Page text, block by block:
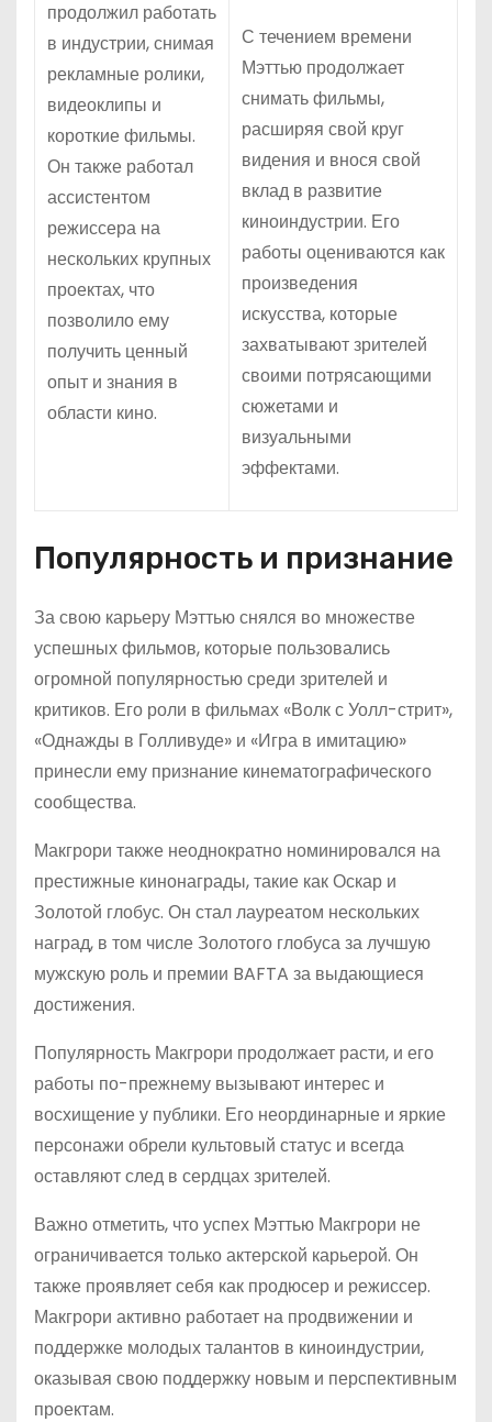
продолжил работать
в индустрии, снимая
рекламные ролики,
видеоклипы и
короткие фильмы.
Он также работал
ассистентом
режиссера на
нескольких крупных
проектах, что
позволило ему
получить ценный
опыт и знания в
области кино.
С течением времени
Мэттью продолжает
снимать фильмы,
расширяя свой круг
видения и внося свой
вклад в развитие
киноиндустрии. Его
работы оцениваются как
произведения
искусства, которые
захватывают зрителей
своими потрясающими
сюжетами и
визуальными
эффектами.
Популярность и признание
За свою карьеру Мэттью снялся во множестве
успешных фильмов, которые пользовались
огромной популярностью среди зрителей и
критиков. Его роли в фильмах «Волк с Уолл-стрит»,
«Однажды в Голливуде» и «Игра в имитацию»
принесли ему признание кинематографического
сообщества.
Макгрори также неоднократно номинировался на
престижные кинонаграды, такие как Оскар и
Золотой глобус. Он стал лауреатом нескольких
наград, в том числе Золотого глобуса за лучшую
мужскую роль и премии BAFTA за выдающиеся
достижения.
Популярность Макгрори продолжает расти, и его
работы по-прежнему вызывают интерес и
восхищение у публики. Его неординарные и яркие
персонажи обрели культовый статус и всегда
оставляют след в сердцах зрителей.
Важно отметить, что успех Мэттью Макгрори не
ограничивается только актерской карьерой. Он
также проявляет себя как продюсер и режиссер.
Макгрори активно работает на продвижении и
поддержке молодых талантов в киноиндустрии,
оказывая свою поддержку новым и перспективным
проектам.